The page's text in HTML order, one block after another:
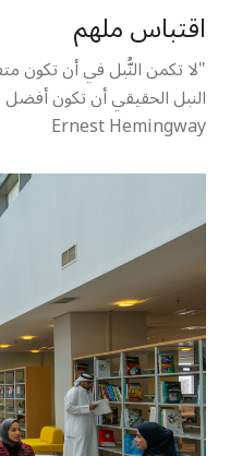
اقتباس ملهم
"لا تكمن النُّبل في أن تكون
النبل الحقيقي أن تكون
Ernest Hemingway